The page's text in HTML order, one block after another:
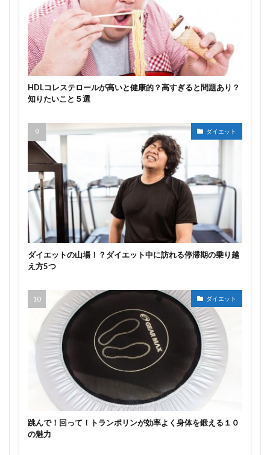
HDLコレステロールが高いと健康的？高すぎると問題あり？
知りたいこと５選
ダイエット
ダイエットの山場！？ダイエット中に訪れる停滞期の乗り越
え方5つ
ダイエット
跳んで！回って！トランポリンが効率よく身体を鍛える１０
の魅力